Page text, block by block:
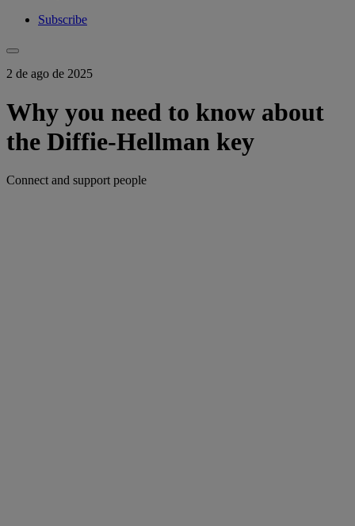
Subscribe
2 de ago de 2025
Why you need to know about
the Diffie-Hellman key
Connect and support people